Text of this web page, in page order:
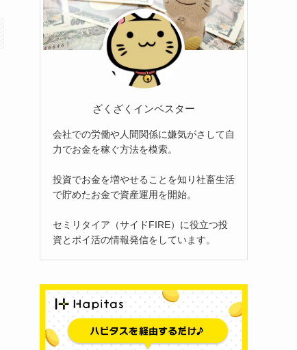
ざくざくインベスター
会社での労働や人間関係に嫌気がさして自
力でお金を稼ぐ方法を模索。
投資でお金を増やせることを知り社畜生活
で貯めたお金で資産運用を開始。
セミリタイア（サイドFIRE）に役立つ投
資とポイ活の情報発信をしています。